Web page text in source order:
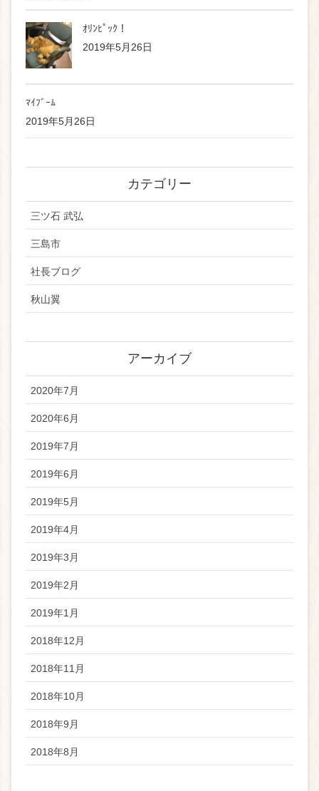
ｵﾘﾝﾋﾟｯｸ！
2019年5月26日
ﾏｲﾌﾞｰﾑ
2019年5月26日
カテゴリー
三ツ石 武弘
三島市
社長ブログ
秋山翼
アーカイブ
2020年7月
2020年6月
2019年7月
2019年6月
2019年5月
2019年4月
2019年3月
2019年2月
2019年1月
2018年12月
2018年11月
2018年10月
2018年9月
2018年8月